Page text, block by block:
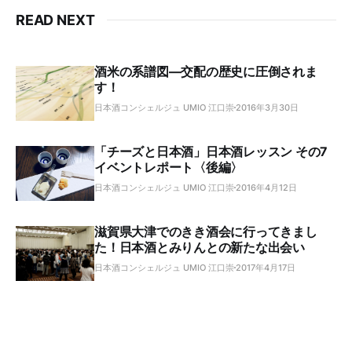
READ NEXT
酒米の系譜図―交配の歴史に圧倒されま
す！
日本酒コンシェルジュ UMIO 江口崇 2016年3月30日
「チーズと日本酒」日本酒レッスン その7
イベントレポート〈後編〉
日本酒コンシェルジュ UMIO 江口崇 2016年4月12日
滋賀県大津でのきき酒会に行ってきまし
た！日本酒とみりんとの新たな出会い
日本酒コンシェルジュ UMIO 江口崇 2017年4月17日